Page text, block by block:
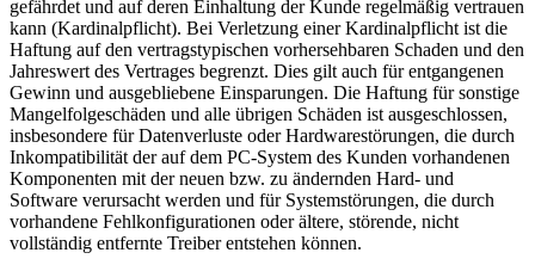
gefährdet und auf deren Einhaltung der Kunde regelmäßig vertrauen
kann (Kardinalpflicht). Bei Verletzung einer Kardinalpflicht ist die
Haftung auf den vertragstypischen vorhersehbaren Schaden und den
Jahreswert des Vertrages begrenzt. Dies gilt auch für entgangenen
Gewinn und ausgebliebene Einsparungen. Die Haftung für sonstige
Mangelfolgeschäden und alle übrigen Schäden ist ausgeschlossen,
insbesondere für Datenverluste oder Hardwarestörungen, die durch
Inkompatibilität der auf dem PC-System des Kunden vorhandenen
Komponenten mit der neuen bzw. zu ändernden Hard- und
Software verursacht werden und für Systemstörungen, die durch
vorhandene Fehlkonfigurationen oder ältere, störende, nicht
vollständig entfernte Treiber entstehen können.